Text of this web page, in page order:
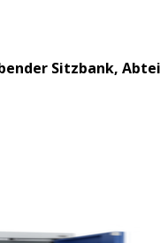
Sitzbank,